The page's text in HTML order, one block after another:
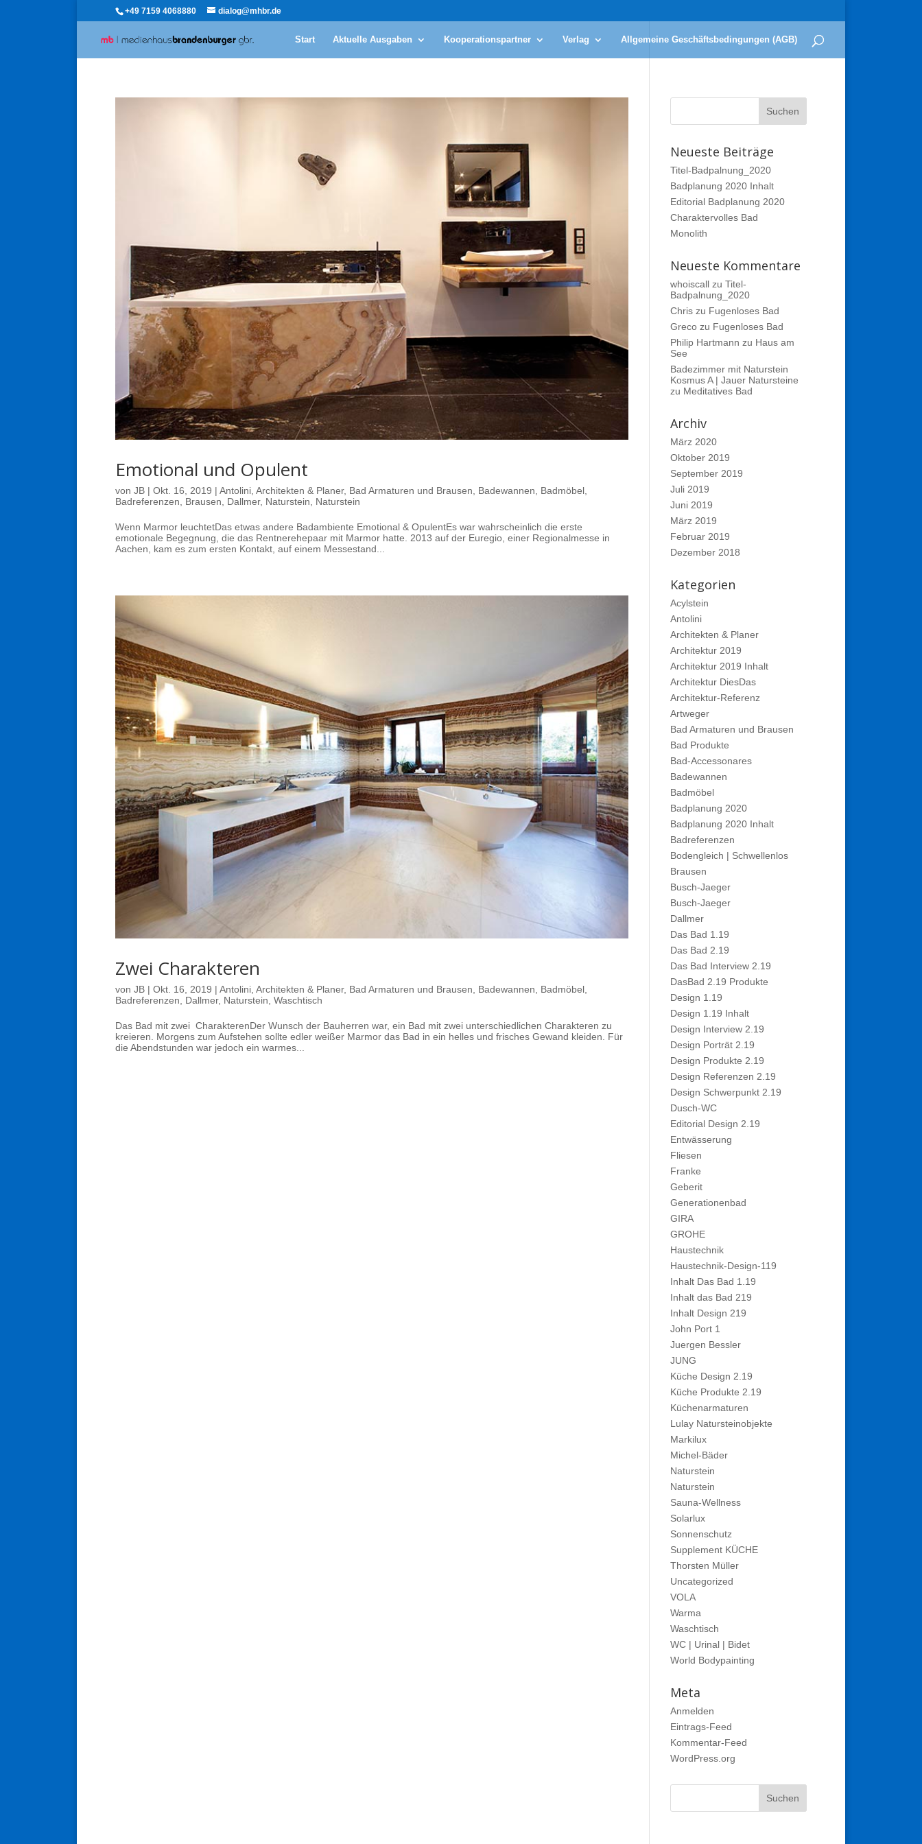
+49 7159 4068880 dialog@mhbr.de
Start Aktuelle Ausgaben Kooperationspartner Verlag Allgemeine Geschäftsbedingungen (AGB)
Emotional und Opulent
von JB | Okt. 16, 2019 | Antolini, Architekten & Planer, Bad Armaturen und Brausen, Badewannen, Badmöbel,
Badreferenzen, Brausen, Dallmer, Naturstein, Naturstein
Wenn Marmor leuchtetDas etwas andere Badambiente Emotional & OpulentEs war wahrscheinlich die erste
emotionale Begegnung, die das Rentnerehepaar mit Marmor hatte. 2013 auf der Euregio, einer Regionalmesse in
Aachen, kam es zum ersten Kontakt, auf einem Messestand...
Zwei Charakteren
von JB | Okt. 16, 2019 | Antolini Architekten & Planer, Bad Armaturen und Brausen Badewannen Badmöbel
Badreferenzen
Dallmer, Naturstein Waschtisch
Das Bad mit zwei CharakterenDer Wunsch der Bauherren war, ein Bad mit zwei unterschiedlichen Charakteren zu
kreieren. Morgens zum Aufstehen sollte edler weißer Marmor das Bad in ein helles und frisches Gewand kleiden. Für
die Abendstunden war jedoch ein warmes...
Neueste Beiträge
Titel-Badpalnung_2020
Badplanung 2020 Inhalt
Editorial Badplanung 2020
Charaktervolles Bad
Monolith
Neueste Kommentare
whoiscallzu Titel-
Badpalnung_2020
Chriszu Fugenloses Bad
Grecozu Fugenloses Bad
Philip Hartmann zu Haus am
See
Badezimmer mit Naturstein
Kosmus A | Jauer Natursteine
zu Meditatives Bad
Archiv
März 2020
Oktober 2019
September 2019
Juli 2019
Juni 2019
März 2019
Februar 2019
Dezember 2018
Kategorien
Acylstein
Antolini
Architekten & Planer
Architektur 2019
Architektur 2019 Inhalt
Architektur DiesDas
Architektur-Referenz
Artweger
Bad Armaturen und Brausen
Bad Produkte
Bad-Accessonares
Badewannen
Badmöbel
Badplanung 2020
Badplanung 2020 Inhalt
Badreferenzen
Bodengleich | Schwellenlos
Brausen
Busch-Jaeger
Busch-Jaeger
Dallmer
Das Bad 1.19
Das Bad 2.19
Das Bad Interview 2.19
DasBad 2.19 Produkte
Design 1.19
Design 1.19 Inhalt
Design Interview 2.19
Design Porträt 2.19
Design Produkte 2.19
Design Referenzen 2.19
Design Schwerpunkt 2.19
Dusch-WC
Editorial Design 2.19
Entwässerung
Fliesen
Franke
Geberit
Generationenbad
GIRA
GROHE
Haustechnik
Haustechnik-Design-119
Inhalt Das Bad 1.19
Inhalt das Bad 219
Inhalt Design 219
John Port 1
Juergen Bessler
JUNG
Küche Design 2.19
Küche Produkte 2.19
Küchenarmaturen
Lulay Natursteinobjekte
Markilux
Michel-Bäder
Naturstein
Naturstein
Sauna-Wellness
Solarlux
Sonnenschutz
Supplement KÜCHE
Thorsten Müller
Uncategorized
VOLA
Warma
Waschtisch
WC | Urinal | Bidet
World Bodypainting
Meta
Anmelden
Eintrags-Feed
Kommentar-Feed
WordPress.org